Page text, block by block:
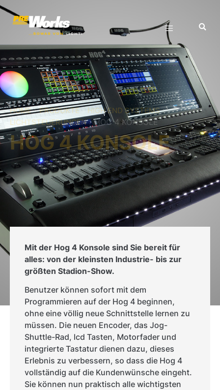
HOME › PRODUKTE › HIGH END SYSTEMS ›
LICHTSTEUERUNGEN ›HOG 4 KONSOLE
HOG 4 KONSOLE
Mit der Hog 4 Konsole sind Sie bereit für
alles: von der kleinsten Industrie- bis zur
größten Stadion-Show.
Benutzer können sofort mit dem
Programmieren auf der Hog 4 beginnen,
ohne eine völlig neue Schnittstelle lernen zu
müssen. Die neuen Encoder, das Jog-
Shuttle-Rad, lcd Tasten, Motorfader und
integrierte Tastatur dienen dazu, dieses
Erlebnis zu verbessern, so dass die Hog 4
vollständig auf die Kundenwünsche eingeht.
Sie können nun praktisch alle wichtigsten